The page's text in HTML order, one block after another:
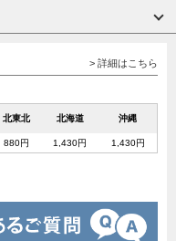
> 詳細はこちら
北東北 北海道 沖縄
880円 1,430円 1,430円